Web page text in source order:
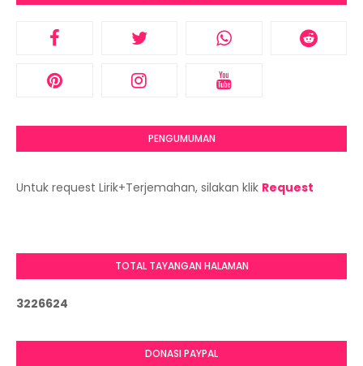
PENGUMUMAN
Untuk request Lirik+Terjemahan, silakan klik Request
TOTAL TAYANGAN HALAMAN
3226624
DONASI PAYPAL